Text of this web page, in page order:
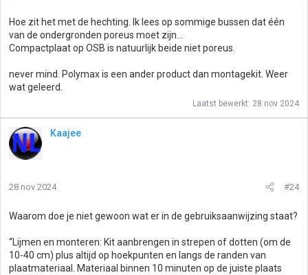
Hoe zit het met de hechting. Ik lees op sommige bussen dat één
van de ondergronden poreus moet zijn...
Compactplaat op OSB is natuurlijk beide niet poreus.
never mind. Polymax is een ander product dan montagekit. Weer
wat geleerd.
Laatst bewerkt: 28 nov 2024
Kaajee
28 nov 2024 #24
Waarom doe je niet gewoon wat er in de gebruiksaanwijzing staat?
“Lijmen en monteren: Kit aanbrengen in strepen of dotten (om de
10-40 cm) plus altijd op hoekpunten en langs de randen van
plaatmateriaal. Materiaal binnen 10 minuten op de juiste plaats